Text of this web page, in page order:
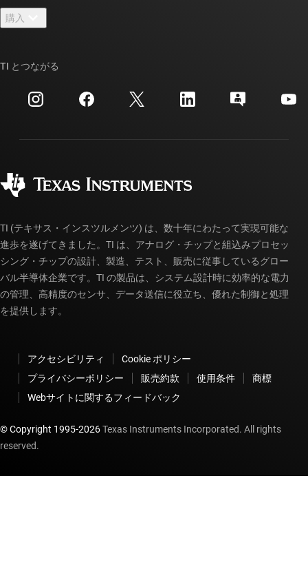
ニュース
イベント
投資家向け情報
TI E2E™ 設計サポート・フォーラム
クロスリファレンス検索
カスタマー・サポート・センター
myTI アカウントの FAQ
購入
ご注文に関する FAQ
TI とつながる
TI (テキサス・インスツルメンツ) は、数十年にわたって実現可能な
進歩を遂げてきました。TI は、アナログ・チップと組込みプロセッ
シング・チップの設計、製造、テスト、販売に従事しているグロー
バル半導体企業です。TI の製品は、システム設計時に効率的な電力
の管理、高精度のセンサ、データ送信に役立ち、優れた制御と処理
を提供します。
アクセシビリティ
Cookie ポリシー
プライバシーポリシー
販売約款 使用条件
商標
Webサイトに関するフィードバック
© Copyright 1995-2026Texas Instruments Incorporated. All rights
reserved.